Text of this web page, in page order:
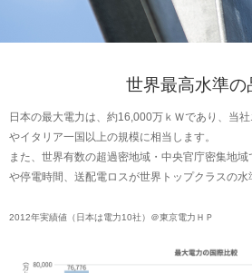
世界最高水準の
日本の最大電力は、約16,000万ｋＷであり、当
やイタリア一国以上の規模に相当します。
また、世界有数の超過密地域・中央官庁密集地
や停電時間、送配電ロスが世界トップクラスの水
2012年実績値（日本は電力10社）＠東京電力ＨＰ